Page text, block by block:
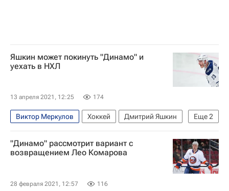
Яшкин может покинуть "Динамо" и
уехать в НХЛ
13 апреля 2021, 12:25 174
Еще2
Виктор Меркулов Хоккей
Дмитрий Яшкин
Национальная хоккейная лига (НХЛ)
ХК Динамо (Москва)
"Динамо" рассмотрит вариант с
возвращением Лео Комарова
28 февраля 2021, 12:57 116